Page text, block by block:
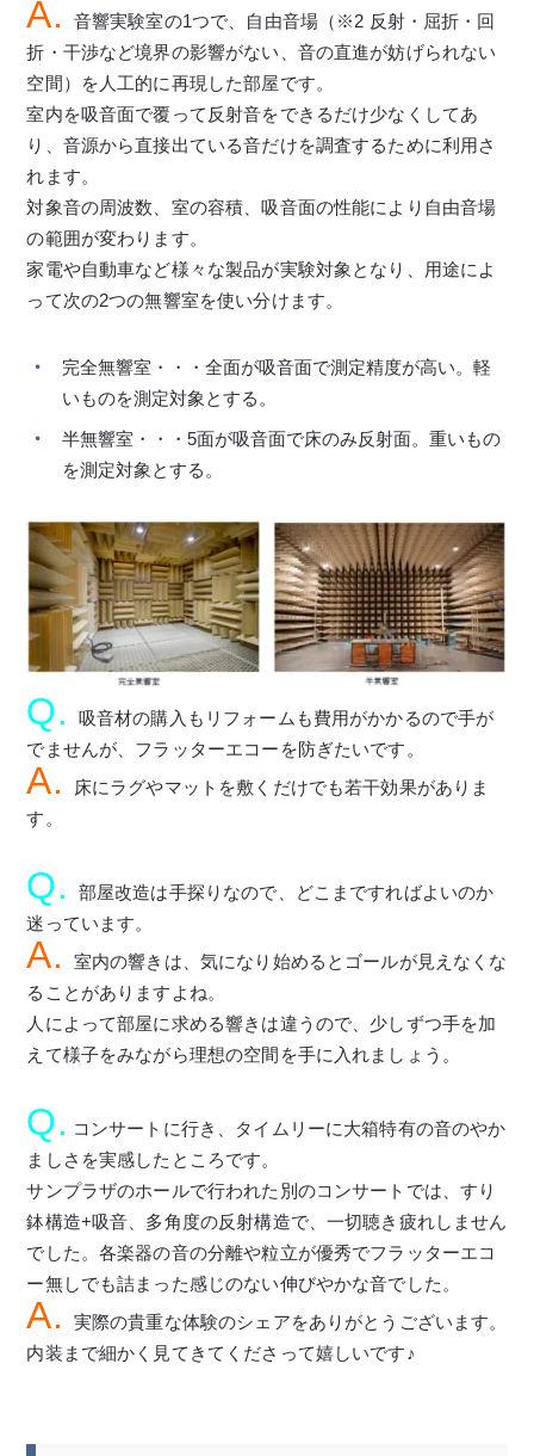
A.
音響実験室の1つで、自由音場（※2 反射・屈折・回
折・干渉など境界の影響がない、音の直進が妨げられない
空間）を人工的に再現した部屋です。
室内を吸音面で覆って反射音をできるだけ少なくしてあ
り、音源から直接出ている音だけを調査するために利用さ
れます。
対象音の周波数、室の容積、吸音面の性能により自由音場
の範囲が変わります。
家電や自動車など様々な製品が実験対象となり、用途によ
って次の2つの無響室を使い分けます。
完全無響室・・・全面が吸音面で測定精度が高い。軽
いものを測定対象とする。
半無響室・・・5面が吸音面で床のみ反射面。重いもの
を測定対象とする。
Q.
吸音材の購入もリフォームも費用がかかるので手が
でませんが、フラッターエコーを防ぎたいです。
A.
床にラグやマットを敷くだけでも若干効果がありま
す。
Q.
部屋改造は手探りなので、どこまですればよいのか
迷っています。
A.
室内の響きは、気になり始めるとゴールが見えなくな
ることがありますよね。
人によって部屋に求める響きは違うので、少しずつ手を加
えて様子をみながら理想の空間を手に入れましょう。
Q. コンサートに行き、タイムリーに大箱特有の音のやか
ましさを実感したところです。
サンプラザのホールで行われた別のコンサートでは、すり
鉢構造+吸音、多角度の反射構造で、一切聴き疲れしません
でした。各楽器の音の分離や粒立が優秀でフラッターエコ
ー無しでも詰まった感じのない伸びやかな音でした。
A.
実際の貴重な体験のシェアをありがとうございます。
内装まで細かく見てきてくださって嬉しいです♪